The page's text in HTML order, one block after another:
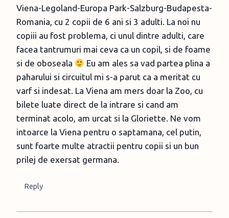
Viena-Legoland-Europa Park-Salzburg-Budapesta-
Romania, cu 2 copii de 6 ani si 3 adulti. La noi nu
copiii au fost problema, ci unul dintre adulti, care
facea tantrumuri mai ceva ca un copil, si de foame
si de oboseala
Eu am ales sa vad partea plina a
paharului si circuitul mi s-a parut ca a meritat cu
varf si indesat. La Viena am mers doar la Zoo, cu
bilete luate direct de la intrare si cand am
terminat acolo, am urcat si la Gloriette. Ne vom
intoarce la Viena pentru o saptamana, cel putin,
sunt foarte multe atractii pentru copii si un bun
prilej de exersat germana.
Reply